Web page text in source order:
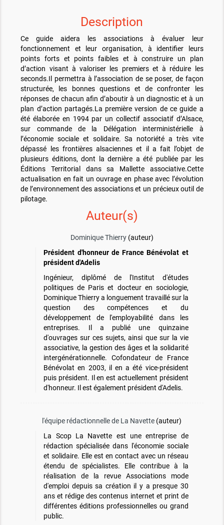
Description
Ce guide aidera les associations à évaluer leur
fonctionnement et leur organisation, à identifier leurs
points forts et points faibles et à construire un plan
d’action visant à valoriser les premiers et à réduire les
seconds.Il permettra à l’association de se poser, de façon
structurée, les bonnes questions et de confronter les
réponses de chacun afin d’aboutir à un diagnostic et à un
plan d’action partagés.La première version de ce guide a
été élaborée en 1994 par un collectif associatif d’Alsace,
sur commande de la Délégation interministérielle à
l’économie sociale et solidaire. Sa notoriété a très vite
dépassé les frontières alsaciennes et il a fait l’objet de
plusieurs éditions, dont la dernière a été publiée par les
Éditions Territorial dans sa Mallette associative.Cette
actualisation en fait un ouvrage en phase avec l’évolution
de l’environnement des associations et un précieux outil de
pilotage.
Auteur(s)
Dominique Thierry(auteur)
Président d'honneur de France Bénévolat et
président d'Adelis
Ingénieur, diplômé de l'Institut d'études
politiques de Paris et docteur en sociologie,
Dominique Thierry a longuement travaillé sur la
question des compétences et du
développement de l'employabilité dans les
entreprises. Il a publié une quinzaine
d'ouvrages sur ces sujets, ainsi que sur la vie
associative, la gestion des âges et la solidarité
intergénérationnelle. Cofondateur de France
Bénévolat en 2003, il en a été vice-président
puis président. Il en est actuellement président
d'honneur. Il est également président d'Adelis.
l'équipe rédactionnelle de La Navette (auteur)
La Scop La Navette est une entreprise de
rédaction spécialisée dans l'économie sociale
et solidaire. Elle est en contact avec un réseau
étendu de spécialistes. Elle contribue à la
réalisation de la revue Associations mode
d'emploi depuis sa création il y a presque 30
ans et rédige des contenus internet et print de
différentes éditions professionnelles ou grand
public.